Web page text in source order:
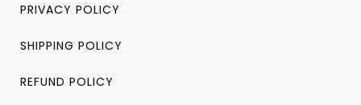
PRIVACY POLICY
SHIPPING POLICY
REFUND POLICY